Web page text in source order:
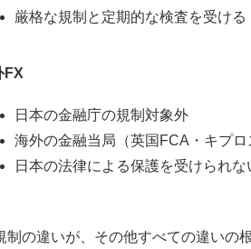
厳格な規制と定期的な検査を受ける
FX
日本の金融庁の規制対象外
海外の金融当局（英国FCA・キプ
日本の法律による保護を受けられな
制の違いが、その他すべての違いの